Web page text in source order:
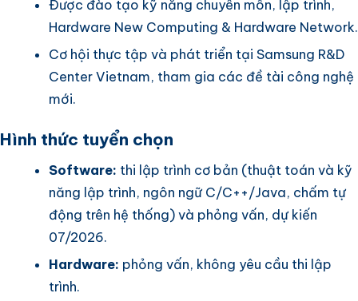
Được đào tạo kỹ năng chuyên môn, lập trình,
Hardware New Computing & Hardware Network.
Cơ hội thực tập và phát triển tại Samsung R&D
Center Vietnam, tham gia các đề tài công nghệ
mới.
Hình thức tuyển chọn
Software: thi lập trình cơ bản (thuật toán và kỹ
năng lập trình, ngôn ngữ C/C++/Java, chấm tự
động trên hệ thống) và phỏng vấn, dự kiến
07/2026.
Hardware: phỏng vấn, không yêu cầu thi lập
trình.